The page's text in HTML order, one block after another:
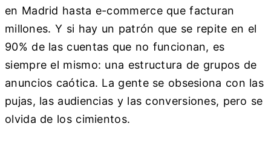
en Madrid hasta e-commerce que facturan
millones. Y si hay un patrón que se repite en el
90% de las cuentas que no funcionan, es
siempre el mismo: una estructura de grupos de
anuncios caótica. La gente se obsesiona con las
pujas, las audiencias y las conversiones, pero se
olvida de los cimientos.